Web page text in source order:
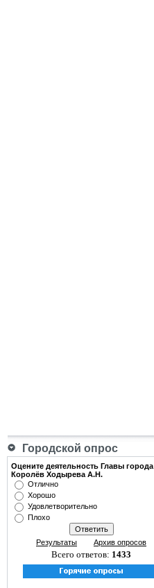
Городской опрос
Оцените деятельность Главы города
Королёв Ходырева А.Н.
Отлично
Хорошо
Удовлетворительно
Плохо
Результаты Архив опросов
Всего ответов: 1433